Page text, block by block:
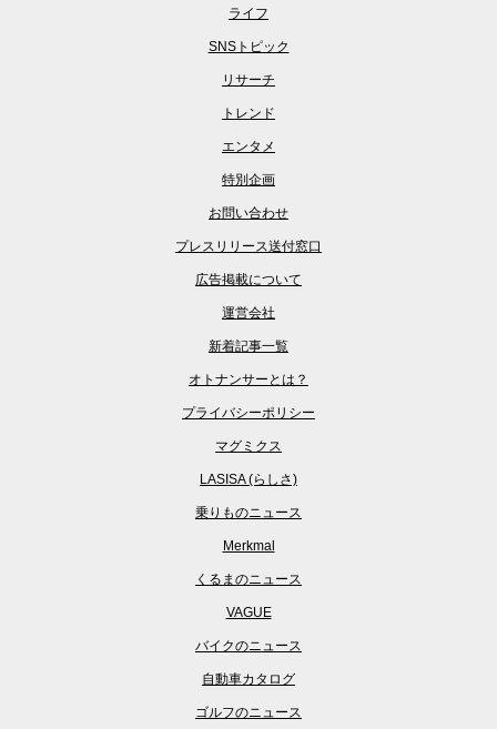
ライフ
SNSトピック
リサーチ
トレンド
エンタメ
特別企画
お問い合わせ
プレスリリース送付窓口
広告掲載について
運営会社
新着記事一覧
オトナンサーとは？
プライバシーポリシー
マグミクス
LASISA (らしさ)
乗りものニュース
Merkmal
くるまのニュース
VAGUE
バイクのニュース
自動車カタログ
ゴルフのニュース